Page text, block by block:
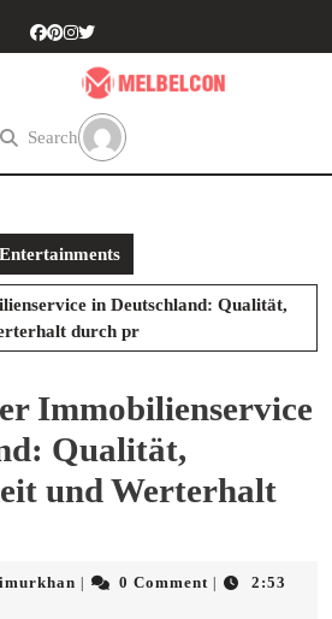
Search
in Deutschland: Qualität,
durch pr
Immobilienservice
Qualität,
und Werterhalt
Taimurkhan
0 Comment
2:53